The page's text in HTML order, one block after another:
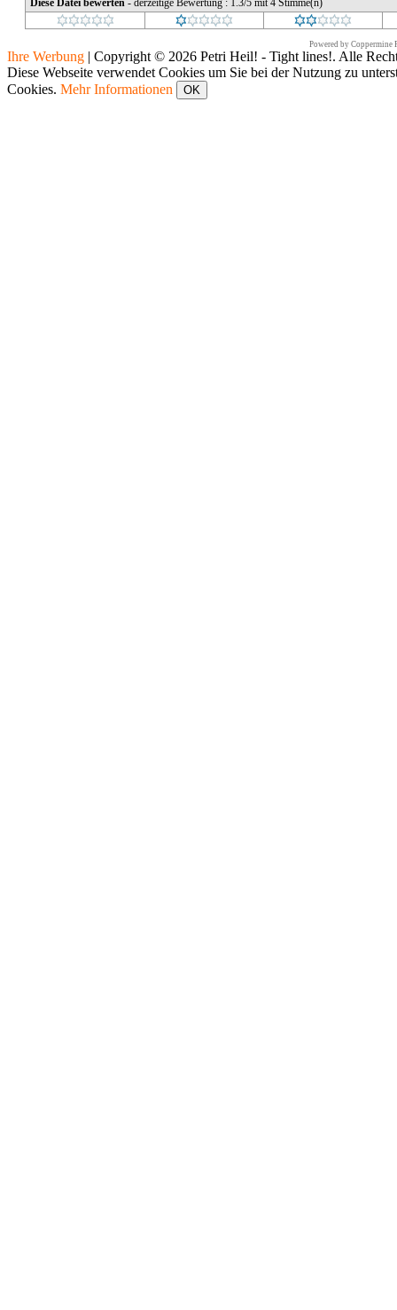
Diese Datei bewerten - derzeitige Bewertung : 1.3/5 mit 4 Stimme(n)
Powered by Coppermine
Ihre Werbung | Copyright © 2026 Petri Heil! - Tight lines!. Alle
Diese Webseite verwendet Cookies um Sie bei der Nutzung zu
Cookies. Mehr Informationen OK